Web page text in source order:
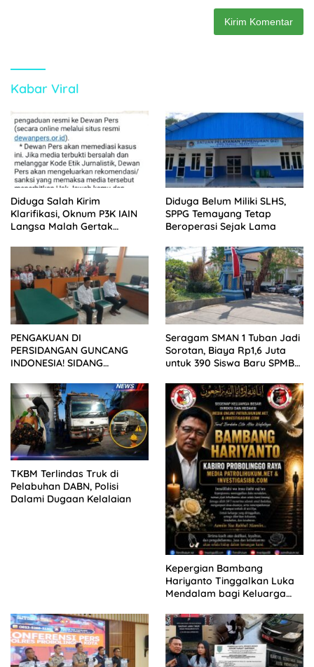
Kabar Viral
Diduga Salah Kirim
Klarifikasi, Oknum P3K IAIN
Langsa Malah Gertak
Diduga Belum Miliki SLHS,
SPPG Temayang Tetap
Beroperasi Sejak Lama
PENGAKUAN DI
PERSIDANGAN GUNCANG
INDONESIA! SIDANG
KELUARGA KORBAN
MENGAMUK DI PN MALANG
Seragam SMAN 1 Tuban Jadi
Sorotan, Biaya Rp1,6 Juta
untuk 390 Siswa Baru SPMB
TKBM Terlindas Truk di
Pelabuhan DABN, Polisi
Dalami Dugaan Kelalaian
Kepergian Bambang
Hariyanto Tinggalkan Luka
Mendalam bagi Keluarga